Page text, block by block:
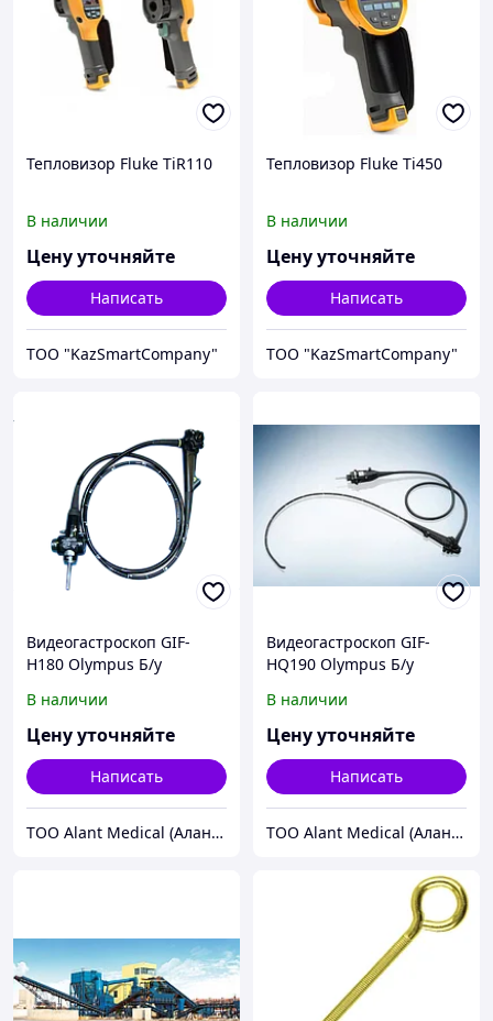
Тепловизор Fluke TiR110
В наличии
Цену уточняйте
Написать
ТОО "KazSmartCompany"
Тепловизор Fluke Ti450
В наличии
Цену уточняйте
Написать
ТОО "KazSmartCompany"
Видеогастроскоп GIF-
H180 Olympus Б/у
В наличии
Цену уточняйте
Написать
ТОО Alant Medical (Алант Медикал)
Видеогастроскоп GIF-
HQ190 Olympus Б/у
В наличии
Цену уточняйте
Написать
ТОО Alant Medical (Алант Медикал)